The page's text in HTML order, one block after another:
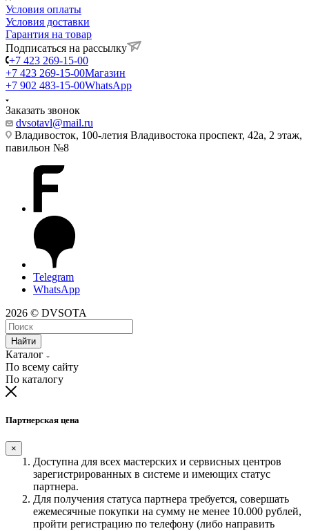
Условия оплаты
Условия доставки
Гарантия на товар
Подписаться на рассылку
+7 423 269-15-00
+7 423 269-15-00Магазин
+7 902 483-15-00WhatsApp
Заказать звонок
dvsotavl@mail.ru
Владивосток, 100-летия Владивостока проспект, 42а, 2 этаж,
павильон №8
Telegram
WhatsApp
2026 © DVSOTA
Найти
Каталог
По всему сайту
По каталогу
Партнерская цена
×
Доступна для всех мастерских и сервисных центров
зарегистрированных в системе и имеющих статус
партнера.
Для получения статуса партнера требуется, совершать
ежемесячные покупки на сумму не менее 10.000 рублей,
пройти регистрацию по телефону (либо направить